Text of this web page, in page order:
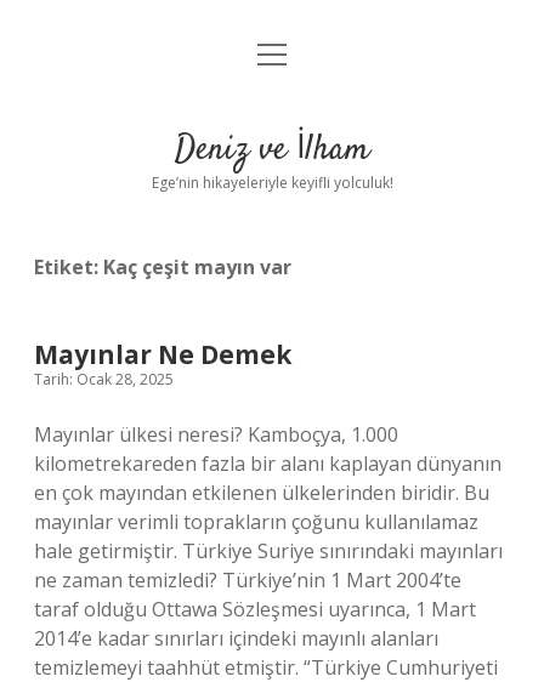
Anasayfa
Yasal Uyarı
menüyü
Deniz ve İlham
Ege’nin hikayeleriyle keyifli yolculuk!
Etiket: Kaç çeşit mayın var
Mayınlar Ne Demek
Tarih: Ocak 28, 2025
Mayınlar ülkesi neresi? Kamboçya, 1.000
kilometrekareden fazla bir alanı kaplayan dünyanın
en çok mayından etkilenen ülkelerinden biridir. Bu
mayınlar verimli toprakların çoğunu kullanılamaz
hale getirmiştir. Türkiye Suriye sınırındaki mayınları
ne zaman temizledi? Türkiye’nin 1 Mart 2004’te
taraf olduğu Ottawa Sözleşmesi uyarınca, 1 Mart
2014’e kadar sınırları içindeki mayınlı alanları
temizlemeyi taahhüt etmiştir. “Türkiye Cumhuriyeti